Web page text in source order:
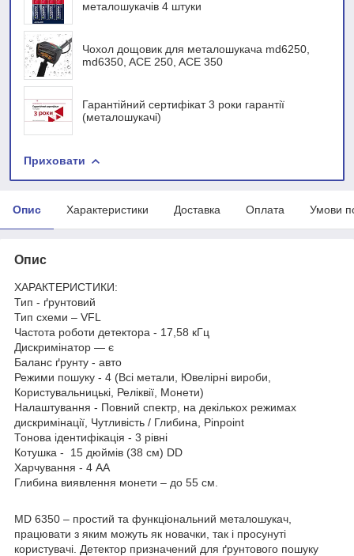
металошукачів 4 штуки
Чохол дощовик для металошукача md6250,
md6350, ACE 250, ACE 350
Гарантійний сертифікат 3 роки гарантії
(металошукачі)
Приховати
Опис Характеристики Доставка Оплата Умови
Опис
ХАРАКТЕРИСТИКИ:
Тип - ґрунтовий
Тип схеми – VFL
Частота роботи детектора - 17,58 кГц
Дискримінатор — є
Баланс ґрунту - авто
Режими пошуку - 4 (Всі метали, Ювелірні вироби,
Користувальницькі, Реліквії, Монети)
Налаштування - Повний спектр, на декількох режимах
дискримінації, Чутливість / Глибина, Pinpoint
Тонова ідентифікація - 3 рівні
Котушка - 15 дюймів (38 см) DD
Харчування - 4 АА
Глибина виявлення монети – до 55 см.
MD 6350 – простий та функціональний металошукач,
працювати з яким можуть як новачки, так і просунуті
користувачі. Детектор призначений для ґрунтового пошуку